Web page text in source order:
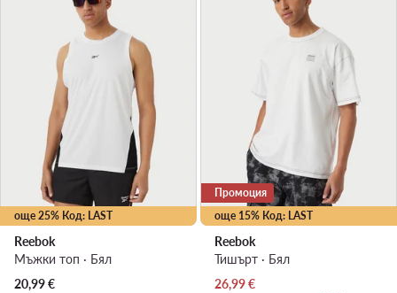
още 25% Код: LAST
Reebok
Мъжки топ · Бял
20,99€
още 15% Код: LAST
Промоция
Reebok
Тишърт · Бял
Актуална цена
26,99€